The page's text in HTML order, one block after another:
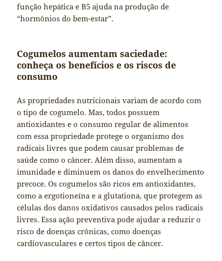
função hepática e B5 ajuda na produção de
“hormônios do bem-estar”.
Cogumelos aumentam saciedade:
conheça os benefícios e os riscos de
consumo
As propriedades nutricionais variam de acordo com
o tipo de cogumelo. Mas, todos possuem
antioxidantes e o consumo regular de alimentos
com essa propriedade protege o organismo dos
radicais livres que podem causar problemas de
saúde como o câncer. Além disso, aumentam a
imunidade e diminuem os danos do envelhecimento
precoce. Os cogumelos são ricos em antioxidantes,
como a ergotioneína e a glutationa, que protegem as
células dos danos oxidativos causados pelos radicais
livres. Essa ação preventiva pode ajudar a reduzir o
risco de doenças crônicas, como doenças
cardiovasculares e certos tipos de câncer.